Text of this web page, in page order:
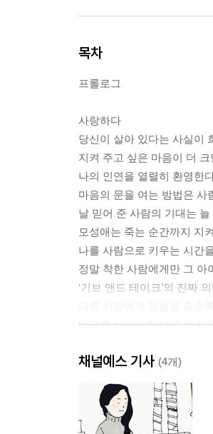
목차
프롤로그
사랑하다
당신이 살아 있다는 사실이
지켜 주고 싶은 마음이 더
나의 인연을 열렬히 환영한
마음의 문을 여는 방법은 사
날 믿어 준 사람의 기대는
모성애는 죽는 순간까지 지
나를 사람으로 키우는 시간
정말 착한 사람에게만 그 아
‘기브 앤드 테이크’의 진짜
배고픈 사람이 있다면 무조
오늘도 마음속 창문을 부지
시간은 투자와 낭비로만 평
채널예스 기사 (4개)